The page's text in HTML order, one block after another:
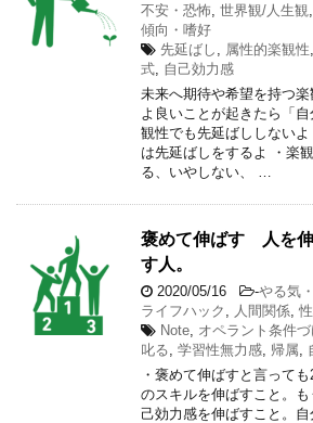
不安・恐怖 世界観/人生観
傾向・嗜好
先延ばし
属性的楽観性
式 自己効力感
未来へ期待や希望を持つ
よ良いことが起きたら「
観性でも先延ばししないよ
は先延ばしをするよ ・楽
る、いやしない、 …
褒めて伸ばす 人を
す人。
2020/05/16 -やる気
ライフハック
人間関係
Note オペラント条件づ
叱る 学習性無力感 帰属
・褒めて伸ばすと言って
のスキルを伸ばすこと。
己効力感を伸ばすこと。